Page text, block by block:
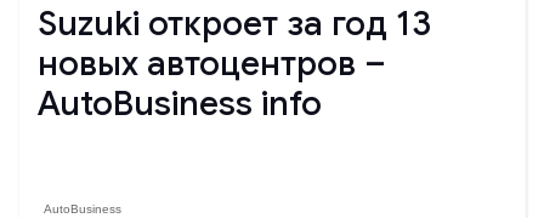
Suzuki откроет за год 13
новых автоцентров –
AutoBusiness info
AutoBusiness